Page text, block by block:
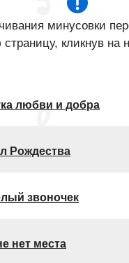
минусовки
кликнув на
любви и добра
Рождества
звоночек
нет места